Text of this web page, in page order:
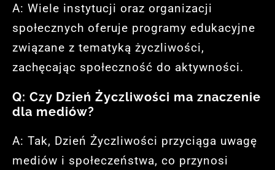
A: Wiele instytucji oraz organizacji
społecznych oferuje programy edukacyjne
związane z tematyką życzliwości,
zachęcając społeczność do aktywności.
Q: Czy Dzień Życzliwości ma znaczenie
dla mediów?
A: Tak, Dzień Życzliwości przyciąga uwagę
mediów i społeczeństwa, co przynosi